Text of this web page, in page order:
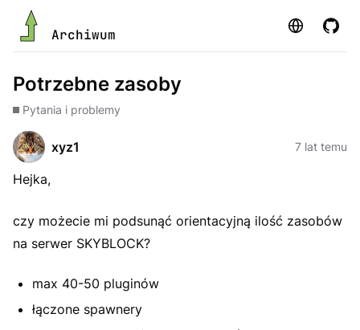
Archiwum Strona
Potrzebne zasoby
Pytania i problemy
xyz1 7 lat temu
Hejka,
czy możecie mi podsunąć orientacyjną ilość zasobów
na serwer SKYBLOCK?
max 40-50 pluginów
łączone spawnery